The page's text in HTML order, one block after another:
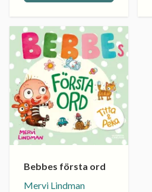
Bebbes första ord
Mervi Lindman